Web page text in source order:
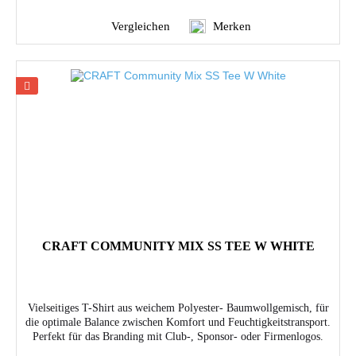
Vergleichen Merken
CRAFT COMMUNITY MIX SS TEE W WHITE
Vielseitiges T-Shirt aus weichem Polyester- Baumwollgemisch, für
die optimale Balance zwischen Komfort und Feuchtigkeitstransport.
Perfekt für das Branding mit Club-, Sponsor- oder Firmenlogos.